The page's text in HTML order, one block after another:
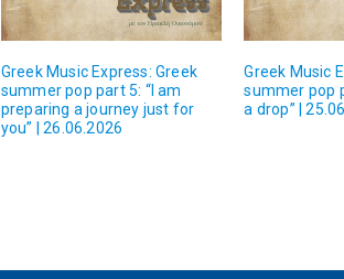
Greek Music Express: Greek
summer pop part 5: “I am
preparing a journey just for
you” | 26.06.2026
Greek Music
summer pop
a drop” |